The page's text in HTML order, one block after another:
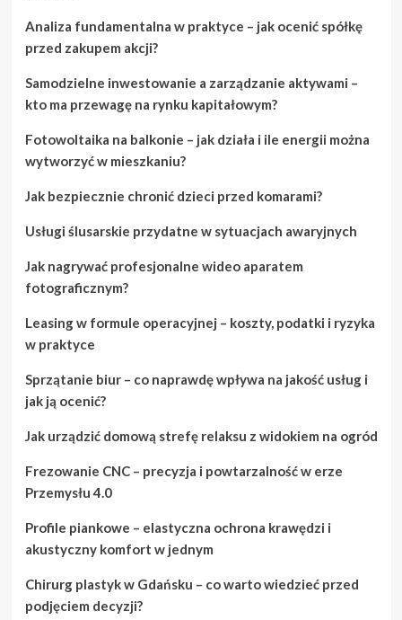
Analiza fundamentalna w praktyce – jak ocenić spółkę
przed zakupem akcji?
Samodzielne inwestowanie a zarządzanie aktywami –
kto ma przewagę na rynku kapitałowym?
Fotowoltaika na balkonie – jak działa i ile energii można
wytworzyć w mieszkaniu?
Jak bezpiecznie chronić dzieci przed komarami?
Usługi ślusarskie przydatne w sytuacjach awaryjnych
Jak nagrywać profesjonalne wideo aparatem
fotograficznym?
Leasing w formule operacyjnej – koszty, podatki i ryzyka
w praktyce
Sprzątanie biur – co naprawdę wpływa na jakość usług i
jak ją ocenić?
Jak urządzić domową strefę relaksu z widokiem na ogród
Frezowanie CNC – precyzja i powtarzalność w erze
Przemysłu 4.0
Profile piankowe – elastyczna ochrona krawędzi i
akustyczny komfort w jednym
Chirurg plastyk w Gdańsku – co warto wiedzieć przed
podjęciem decyzji?